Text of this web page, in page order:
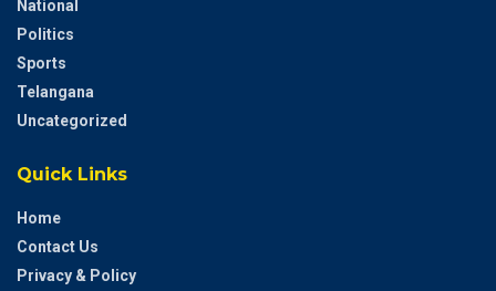
National
Politics
Sports
Telangana
Uncategorized
Quick Links
Home
Contact Us
Privacy & Policy